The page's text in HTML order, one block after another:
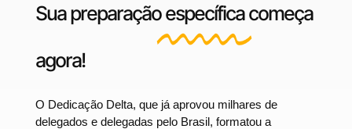
Sua preparação específica começa
agora!
O Dedicação Delta, que já aprovou milhares de
delegados e delegadas pelo Brasil, formatou a